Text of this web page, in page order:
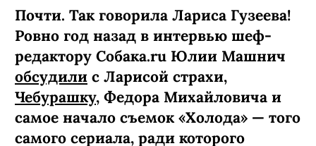
Почти. Так говорила Лариса Гузеева!
Ровно год назад в интервью шеф-
редактору Собака.ru Юлии Машнич
обсудили с Ларисой страхи,
Чебурашку, Федора Михайловича и
самое начало съемок «Холода» — того
самого сериала, ради которого